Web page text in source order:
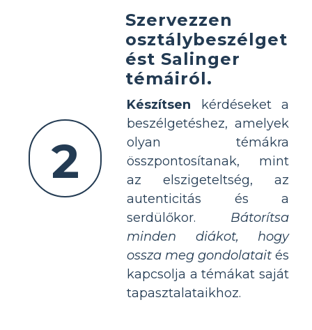
2
Szervezzen
osztálybeszélget
ést Salinger
témáiról.
Készítsen kérdéseket a
beszélgetéshez, amelyek
olyan témákra
összpontosítanak, mint
az elszigeteltség, az
autenticitás és a
serdülőkor. Bátorítsa
minden diákot, hogy
ossza meg gondolatait és
kapcsolja a témákat saját
tapasztalataikhoz.